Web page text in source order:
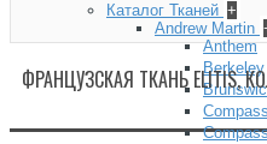
Каталог Тканей +
Andrew Martin
Anthem
Berkeley
Compass
ФРАНЦУЗСКАЯ ТКАНЬ ELITIS,